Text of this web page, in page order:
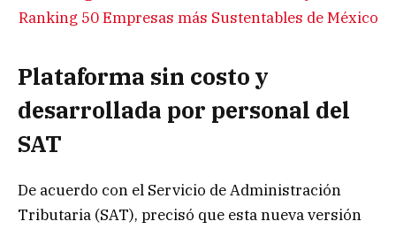
Ranking 50 Empresas más Sustentables de México
Plataforma sin costo y
desarrollada por personal del
SAT
De acuerdo con el Servicio de Administración
Tributaria (SAT), precisó que esta nueva versión